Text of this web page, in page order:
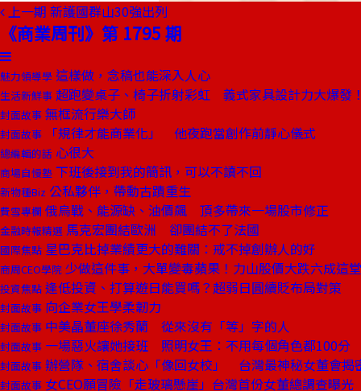
上一期 新護國群山30強出列
《商業周刊》第 1795 期
魅力領導學 這樣做，念稿也能深入人心
生活新鮮事 超跑變桌子、椅子折射彩虹 義式家具設計力大爆發
封面故事 無框流行樂大師
封面故事 「規律才能商業化」 他夜跑當創作前靜心儀式
總編輯的話 心很大
商場自慢塾 下班後接到我的簡訊，可以不讀不回
新物種Biz 公私夥伴，帶動古蹟重生
費雪專欄 俄烏戰、能源缺、油價飆 頂多帶來一場股市修正
金融時報精選 馬克宏團結歐洲 卻團結不了法國
國際焦點 星巴克比掉業績更大的難關：戒不掉創辦人的好
商周CEO學院 少做這件事，大單變毒蘋果！力山股價大跌六成這
投資焦點 逢低投資、打算遊日能買嗎？超弱日圓續貶布局對策
封面故事 向企業女王學柔韌力
封面故事 中美晶董座徐秀蘭 從來沒有「等」字的人
封面故事 一場惡火讓她接班 照明女王：不用每個角色都100分
封面故事 辦營隊、宿舍談心「像回女校」 台灣最神秘女董會揭
封面故事 女CEO願冒險「走玻璃懸崖」台灣首份女董總調查曝光